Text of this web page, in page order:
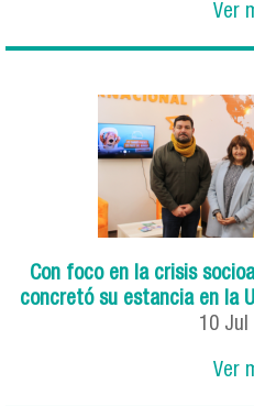
Ver
Con foco en la crisis
concretó su estancia en la
10 Jul
Ver